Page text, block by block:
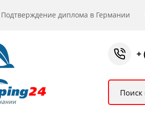
Подтверждение диплома в Германии
+
Поиск